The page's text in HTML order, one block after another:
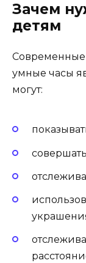
Зачем
детям
Современные
умные часы
могут: